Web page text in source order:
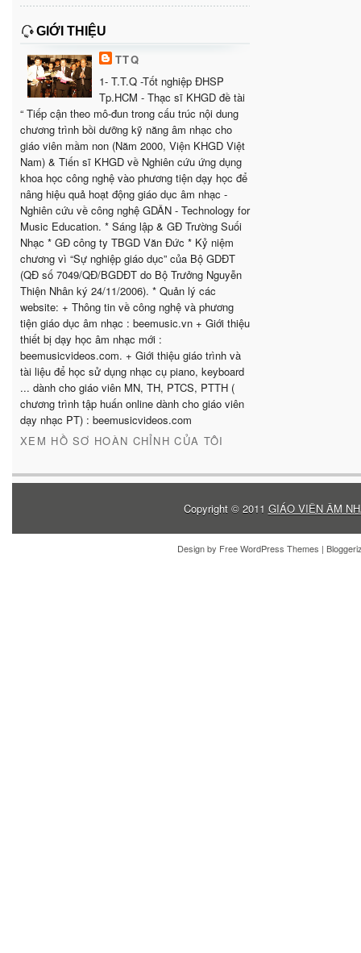
GIỚI THIỆU
TTQ
1- T.T.Q -Tốt nghiệp ĐHSP
Tp.HCM - Thạc sĩ KHGD đề tài
“ Tiếp cận theo mô-đun trong cấu trúc nội dung
chương trình bồi dưỡng kỹ năng âm nhạc cho
giáo viên mầm non (Năm 2000, Viện KHGD Việt
Nam) & Tiến sĩ KHGD về Nghiên cứu ứng dụng
khoa học công nghệ vào phương tiện dạy học để
nâng hiệu quả hoạt động giáo dục âm nhạc -
Nghiên cứu về công nghệ GDÂN - Technology for
Music Education. * Sáng lập & GĐ Trường Suối
Nhạc * GĐ công ty TBGD Văn Đức * Kỷ niệm
chương vì “Sự nghiệp giáo dục” của Bộ GDĐT
(QĐ số 7049/QĐ/BGDĐT do Bộ Trưởng Nguyễn
Thiện Nhân ký 24/11/2006). * Quản lý các
website: + Thông tin về công nghệ và phương
tiện giáo dục âm nhạc : beemusic.vn + Giới thiệu
thiết bị dạy học âm nhạc mới :
beemusicvideos.com. + Giới thiệu giáo trình và
tài liệu để học sử dụng nhạc cụ piano, keyboard
... dành cho giáo viên MN, TH, PTCS, PTTH (
chương trình tập huấn online dành cho giáo viên
dạy nhạc PT) : beemusicvideos.com
XEM HỒ SƠ HOÀN CHỈNH CỦA TÔI
Copyright © 2011 GIÁO VIÊN ÂM
Design by Free WordPress Themes |